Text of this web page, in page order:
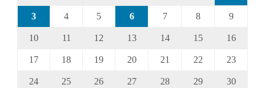
3 4 5 6 7 8 9
10 11 12 13 14 15 16
17 18 19 20 21 22 23
24 25 26 27 28 29 30